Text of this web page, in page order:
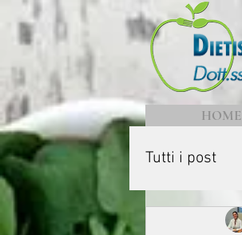
HOME
Tutti i post